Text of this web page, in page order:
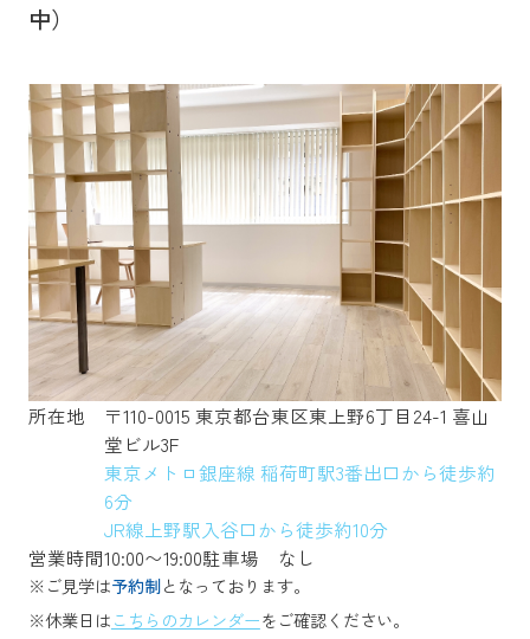
中）
所在地
〒110-0015 東京都台東区東上野6丁目24-1 喜山
堂ビル3F
東京メトロ銀座線 稲荷町駅3番出口から徒歩約
6分
JR線上野駅入谷口から徒歩約10分
営業時間10:00〜19:00駐車場 なし
※ご見学は予約制となっております。
※休業日はこちらのカレンダーをご確認ください。